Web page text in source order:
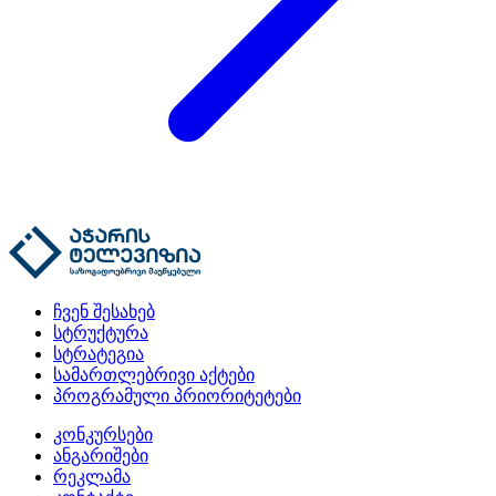
ჩვენ შესახებ
სტრუქტურა
სტრატეგია
სამართლებრივი აქტები
პროგრამული პრიორიტეტები
კონკურსები
ანგარიშები
რეკლამა